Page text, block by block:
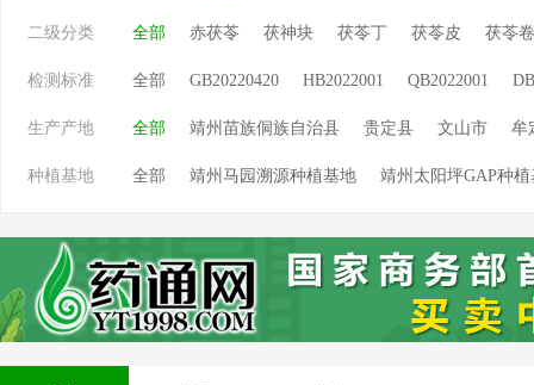
二级分类 全部 赤茯苓 茯神块 茯苓丁 茯苓皮 茯苓卷
检测标准 全部 GB20220420 HB2022001 QB2022001
生产产地 全部 靖州苗族侗族自治县 贵定县 文山市 牟
种植基地 全部 靖州马园溯源种植基地
靖州太阳坪GAP种植
贵州黎平种植基地 云南文